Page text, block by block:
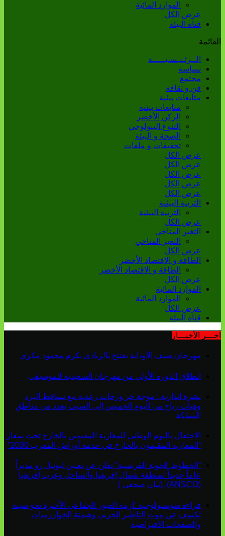
الموارد المائية
عرض الكل
قناة البيئة
القائمة
الــرئـيـسـيـــــة
سياسة
مجتمع
فن و ثقافة
متابعات بيئية
متابعات بيئية
الركن الأخضر
التنوع البيولوجي
الصحة و البيئة
تحقيقات و ملفات
عرض الكل
عرض الكل
عرض الكل
عرض الكل
عرض الكل
التربية البيئية
التربية البيئية
عرض الكل
التغير المناخي
التغير المناخي
عرض الكل
الطاقة و الاقتصاد الأخضر
الطاقة و الاقتصاد الأخضر
عرض الكل
الموارد المائية
الموارد المائية
عرض الكل
قناة البيئة
آخـــر الأخبـــار
مهرجان صيف الأوداية يفتتح بالزبادي يكرم محمود مكري
انطلاق الدورة الأولى من مهرجان السعيدية للموسيقى
نشرة انذارية : موجة حر وزخات رعدية مع تساقط البرد
وهبات رياح من اليوم الخميس إلى السبت بعدد من مناطق
المملكة
الاحتفال باليوم الوطني للمغاربة المقيمين بالخارج تحت شعار
“المغاربة المقيمون بالخارج في خدمة أوراش المغرب 2030”
“الخطوط الجوية الفرنسية” تعلن عن تعيين ليونيل رو مديراً
عاماً جديداً لمنطقة شمال إفريقيا والساحل وغرب إفريقيا
(ANSCO) .(بيان صحفي )
قراءة سوسيولوجية :أزمة العبور الجماعي الأخيرة نحو سبتة
تكشف عن موت التاطير الحزبي وهيمنة الخوارزميات
والصفحات الافتراضية